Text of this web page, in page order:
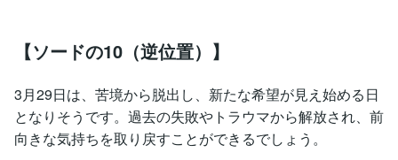
【ソードの10（逆位置）】
3月29日は、苦境から脱出し、新たな希望が見え始める日
となりそうです。過去の失敗やトラウマから解放され、前
向きな気持ちを取り戻すことができるでしょう。